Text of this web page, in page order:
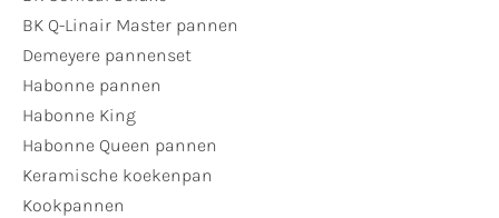
BK Q-Linair Master pannen
Demeyere pannenset
Habonne pannen
Habonne King
Habonne Queen pannen
Keramische koekenpan
Kookpannen